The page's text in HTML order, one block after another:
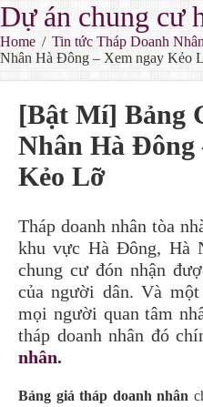
Dự án chung cư
Home / Tin tức Tháp Doanh Nhân
Nhân Hà Đông – Xem ngay Kẻo
[Bật Mí] Bảng
Nhân Hà Đông
Kẻo Lỡ
Tháp doanh nhân tòa
khu vực Hà Đông, Hà
chung cư đón nhận
của người dân. Và
mọi người quan tâm
tháp doanh nhân đó
nhân.
Bảng giá tháp doanh nhân